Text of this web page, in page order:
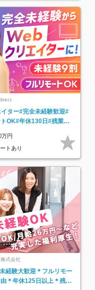
ター#完全未経験歓迎#
OK#年休130日#残業月
万円
トあり
式会社
未経験大歓迎＊フルリモー
由＊年休125日以上＊残業